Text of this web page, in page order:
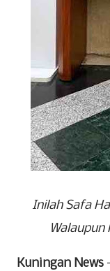
Inilah Safa Hafizhah, Miliki Segudang Prestasi
Kuningan News